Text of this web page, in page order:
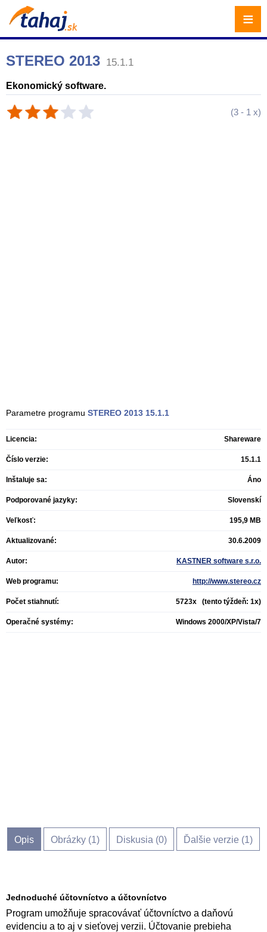
STEREO 2013 15.1.1
Ekonomický software.
(3 - 1 x)
Parametre programu STEREO 2013 15.1.1
Licencia: Shareware
Číslo verzie: 15.1.1
Inštaluje sa: Áno
Podporované jazyky: Slovenskí
Veľkosť: 195,9 MB
Aktualizované: 30.6.2009
Autor: KASTNER software s.r.o.
Web programu: http://www.stereo.cz
Počet stiahnutí: 5723x (tento týždeň: 1x)
Operačné systémy: Windows 2000/XP/Vista/7
Opis Obrázky (1) Diskusia (0) Ďalšie verzie (1)
Jednoduché účtovníctvo a účtovníctvo
Program umožňuje spracovávať účtovníctvo a daňovú
evidenciu a to aj v sieťovej verzii. Účtovanie prebieha
≡